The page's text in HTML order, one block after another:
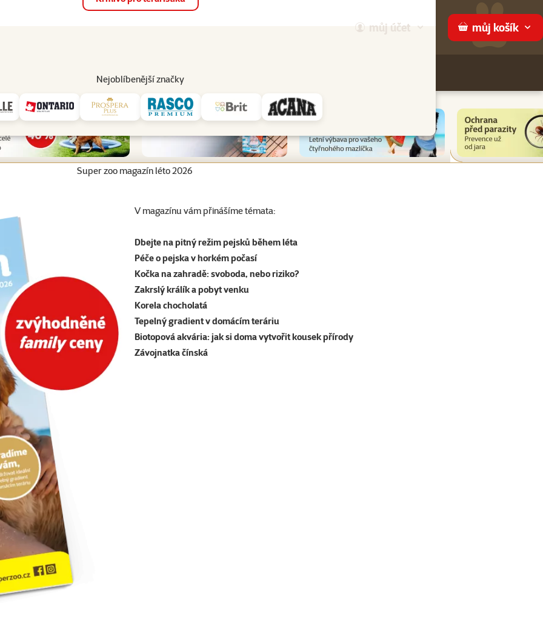
můj účet můj košík
Nejoblíbenější značky
Prodejny Služby
Super zoo magazín léto 2026
V magazínu vám přinášíme témata:
Dbejte na pitný režim pejsků během léta
Péče o pejska v horkém počasí
Kočka na zahradě: svoboda, nebo riziko?
Zakrslý králík a pobyt venku
Korela chocholatá
Tepelný gradient v domácím teráriu
Biotopová akvária: jak si doma vytvořit kousek přírody
Závojnatka čínská